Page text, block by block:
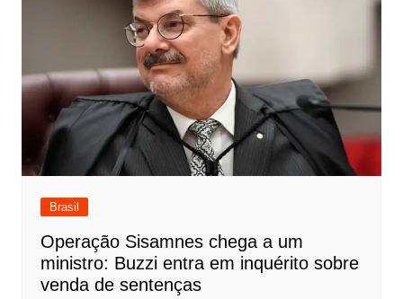
Brasil
Operação Sisamnes chega a um
ministro: Buzzi entra em inquérito sobre
venda de sentenças